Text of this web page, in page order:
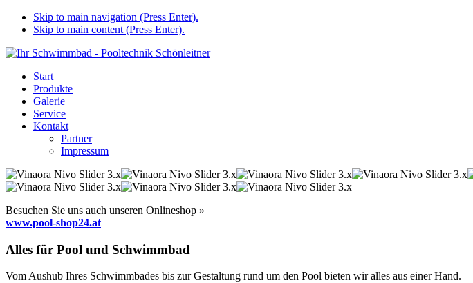
Skip to main navigation (Press Enter).
Skip to main content (Press Enter).
Start
Produkte
Galerie
Service
Kontakt
Partner
Impressum
Besuchen Sie uns auch unseren Onlineshop »
www.pool-shop24.at
Alles für Pool und Schwimmbad
Vom Aushub Ihres Schwimmbades bis zur Gestaltung rund um den Pool bieten wir alles aus einer Hand.